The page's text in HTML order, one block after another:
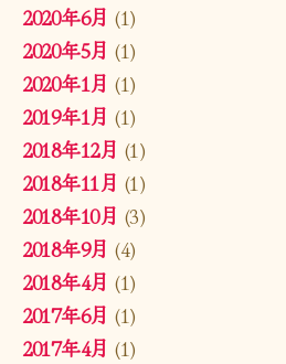
2020年6月 (1)
2020年5月 (1)
2020年1月 (1)
2019年1月 (1)
2018年12月 (1)
2018年11月 (1)
2018年10月 (3)
2018年9月 (4)
2018年4月 (1)
2017年6月 (1)
2017年4月 (1)